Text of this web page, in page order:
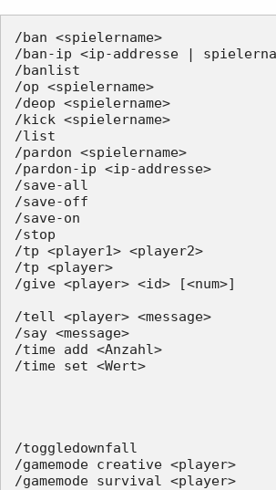
/ban <spielername>
/ban-ip <ip-addresse |
/banlist
/op <spielername>
/deop <spielername>
/kick <spielername>
/list
/pardon <spielername>
/pardon-ip <ip-addresse>
/save-all
/save-off
/save-on
/stop
/tp <player1> <player2>
/tp <player>
/give <player> <id> [<num>]
/tell <player> <message>
/say <message>
/time add <Anzahl>
/time set <Wert>
/toggledownfall
/gamemode creative <player>
/gamemode survival <player>